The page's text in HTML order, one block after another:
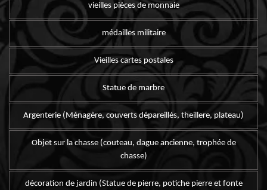
vieilles pièces de monnaie
médailles militaire
Vieilles cartes postales
Statue de marbre
Argenterie (Ménagère, couverts dépareillés, theillere, plateau)
Objet sur la chasse (couteau, dague ancienne, trophée de
chasse)
décoration de jardin (Statue de pierre, potiche pierre et fonte